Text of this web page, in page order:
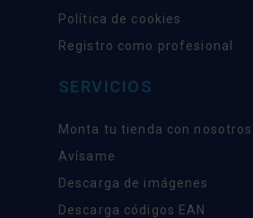
Política de cookies
Registro como profesional
SERVICIOS
Monta tu tienda con nosotros
Avísame
Descarga de imágenes
Descarga códigos EAN